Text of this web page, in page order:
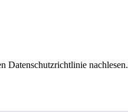
Datenschutzrichtlinie nachlesen.